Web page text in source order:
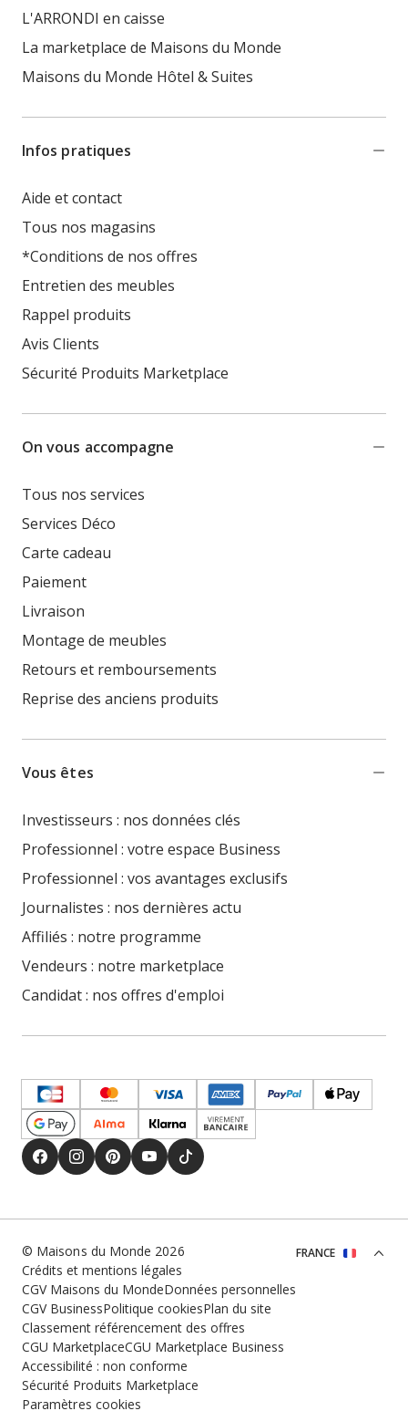
L'ARRONDI en caisse
La marketplace de Maisons du Monde
Maisons du Monde Hôtel & Suites
Infos pratiques
Aide et contact
Tous nos magasins
*Conditions de nos offres
Entretien des meubles
Rappel produits
Avis Clients
Sécurité Produits Marketplace
On vous accompagne
Tous nos services
Services Déco
Carte cadeau
Paiement
Livraison
Montage de meubles
Retours et remboursements
Reprise des anciens produits
Vous êtes
Investisseurs : nos données clés
Professionnel : votre espace Business
Professionnel : vos avantages exclusifs
Journalistes : nos dernières actu
Affiliés : notre programme
Vendeurs : notre marketplace
Candidat : nos offres d'emploi
© Maisons du Monde 2026
Crédits et mentions légales
CGV Maisons du MondeDonnées personnelles
CGV BusinessPolitique cookiesPlan du site
Classement référencement des offres
CGU MarketplaceCGU Marketplace Business
Accessibilité : non conforme
Sécurité Produits Marketplace
Paramètres cookies
FRANCE